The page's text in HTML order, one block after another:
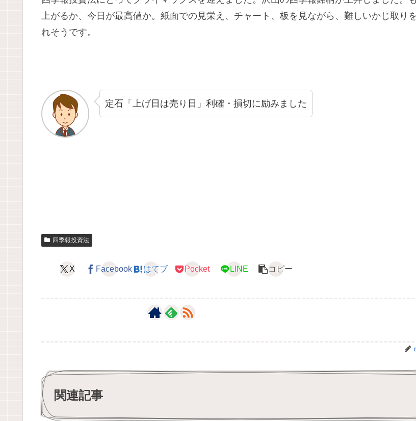
上がるか、今日が最高値か。紙面での見栄え、チャート、板を見ながら、難しいかじ取り
れそうです。
定石「上げ日は売り日」利確・損切に励みました
四季報投資法
X Facebook はてブ Pocket LINE コピー
関連記事